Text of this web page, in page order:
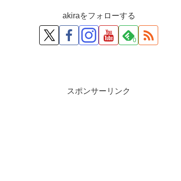
akiraをフォローする
0
スポンサーリンク